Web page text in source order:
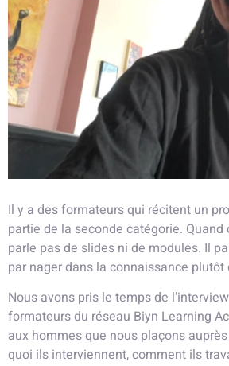
Il y a des formateurs qui récitent un
partie de la seconde catégorie.
parle pas de slides ni de modules. Il
par nager dans la connaissance plutôt
Nous avons pris le temps de
formateurs du réseau Biyn Learning
aux hommes que nous plaçons
quoi ils interviennent, comment ils